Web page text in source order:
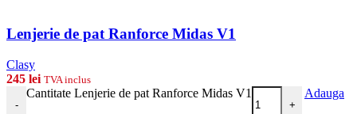
Lenjerie de pat Ranforce Midas V1
Clasy
245 lei TVA inclus
-
Cantitate Lenjerie de pat Ranforce Midas V1
+
Adauga